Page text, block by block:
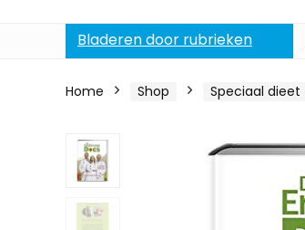
Bladeren door rubrieken
Home Shop Speciaal dieet